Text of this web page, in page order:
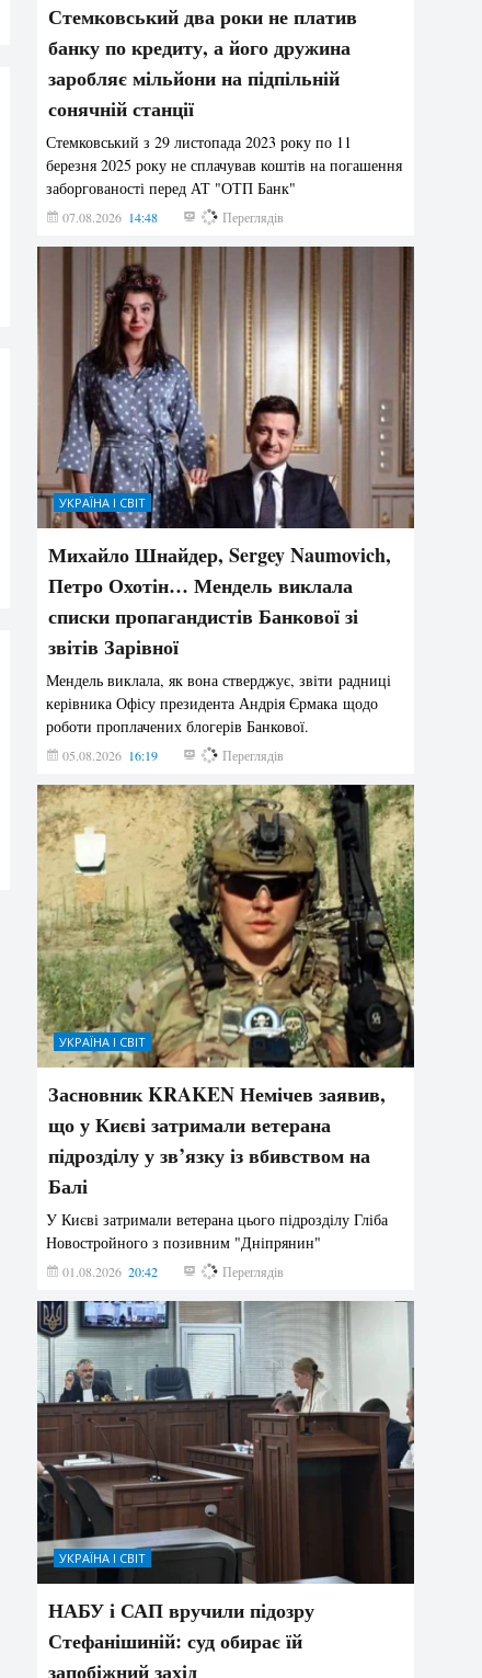
Стемковський два роки не платив
банку по кредиту, а його дружина
заробляє мільйони на підпільній
сонячній станції
Стемковський з 29 листопада 2023 року по 11
березня 2025 року не сплачував коштів на погашення
заборгованості перед АТ "ОТП Банк"
07.08.2026 14:48 321 Переглядів
УКРАЇНА І СВІТ
Михайло Шнайдер, Sergey Naumovich,
Петро Охотін… Мендель виклала
списки пропагандистів Банкової зі
звітів Зарівної
Мендель виклала, як вона стверджує, звіти радниці
керівника Офісу президента Андрія Єрмака щодо
роботи проплачених блогерів Банкової.
05.08.2026 16:19 223 Переглядів
УКРАЇНА І СВІТ
Засновник KRAKEN Немічев заявив,
що у Києві затримали ветерана
підрозділу у зв’язку із вбивством на
Балі
У Києві затримали ветерана цього підрозділу Гліба
Новостройного з позивним "Дніпрянин"
01.08.2026 20:42 193 Переглядів
УКРАЇНА І СВІТ
НАБУ і САП вручили підозру
Стефанішиній: суд обирає їй
запобіжний захід